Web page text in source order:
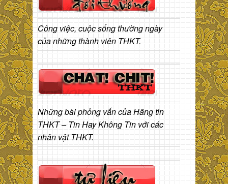
Công việc, cuộc sống thường ngày
của những thành viên THKT.
Những bài phỏng vấn của Hãng tin
THKT – Tin Hay Không Tin với các
nhân vật THKT.